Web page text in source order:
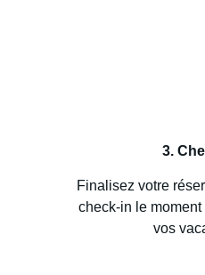
3.
Finalisez votre
check-in le
vos